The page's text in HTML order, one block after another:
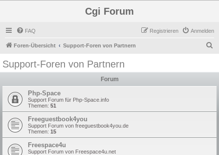
Cgi Forum
FAQ Anmelden
Registrieren
Foren-Übersicht Support-Foren von Partnern
Support-Foren von Partnern
Forum
Php-Space
Support Forum für Php-Space.info
Themen: 51
Freeguestbook4you
Support Forum von freeguestbook4you.de
Themen: 15
Freespace4u
Support Forum von Freespace4u.net